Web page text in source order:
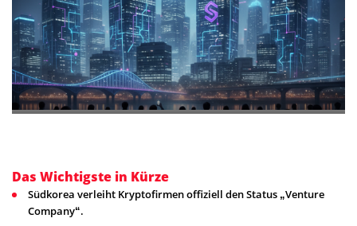
Das Wichtigste in Kürze
Südkorea verleiht Kryptofirmen offiziell den Status „Venture
Company“.